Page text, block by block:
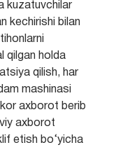
kuzatuvchilar
kechirishi bilan
qilgan holda
qilish, har
mashinasi
axborot berib
axborot
etish bo‘yicha